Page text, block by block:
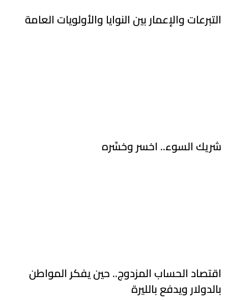
التبرعات والإعمار بين النوايا والأولويات العامة
شريك السوء.. اخسر وخسِّره
اقتصاد الحساب المزدوج.. حين يفكر المواطن
بالدولار ويدفع بالليرة